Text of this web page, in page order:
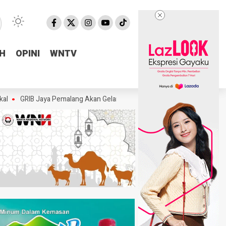
OPINI
WNTV
OPINI
WNTV
Jaya Pemalang Akan Gelar Aksi, Desak KPK Tuntaskan Dugaan